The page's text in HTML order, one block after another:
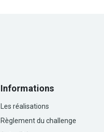
Informations
Les réalisations
Règlement du challenge